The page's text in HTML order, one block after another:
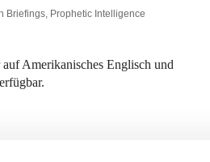
Briefings, Prophetic Intelligence
Amerikanisches Englisch und